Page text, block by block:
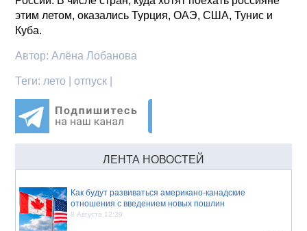
этим летом, оказались Турция, ОАЭ, США, Тунис и
Куба.
Автор:Алёна Лобанова
Теги: лето | отпуск |
ЛЕНТА НОВОСТЕЙ
Как будут развиваться американо-канадские
отношения с введением новых пошлин
8 Августа 12:39